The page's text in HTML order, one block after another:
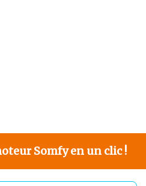
Somfy en un clic !